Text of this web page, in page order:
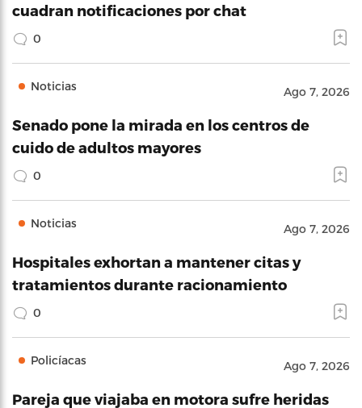
cuadran notificaciones por chat
0
Noticias Ago 7, 2026
Senado pone la mirada en los centros de
cuido de adultos mayores
0
Noticias Ago 7, 2026
Hospitales exhortan a mantener citas y
tratamientos durante racionamiento
0
Policíacas Ago 7, 2026
Pareja que viajaba en motora sufre heridas